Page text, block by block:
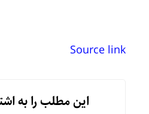
Source link
این مطلب را به